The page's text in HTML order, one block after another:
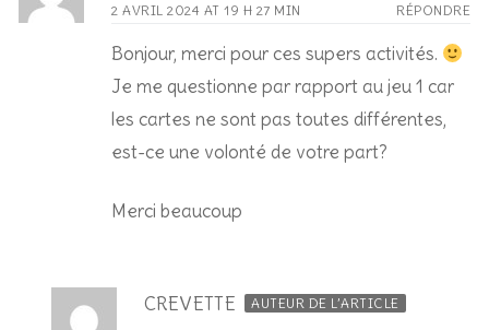
2 AVRIL 2024 AT 19 H 27 MIN RÉPONDRE
Bonjour, merci pour ces supers activités.
Je me questionne par rapport au jeu 1 car
les cartes ne sont pas toutes différentes,
est-ce une volonté de votre part?
Merci beaucoup
CREVETTE AUTEUR DE L’ARTICLE